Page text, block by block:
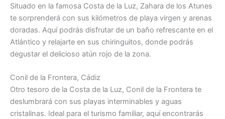
Situado en la famosa Costa de la Luz, Zahara de los Atunes
te sorprenderá con sus kilómetros de playa virgen y arenas
doradas. Aquí podrás disfrutar de un baño refrescante en el
Atlántico y relajarte en sus chiringuitos, donde podrás
degustar el delicioso atún rojo de la zona.
Conil de la Frontera, Cádiz
Otro tesoro de la Costa de la Luz, Conil de la Frontera te
deslumbrará con sus playas interminables y aguas
cristalinas. Ideal para el turismo familiar, aquí encontrarás